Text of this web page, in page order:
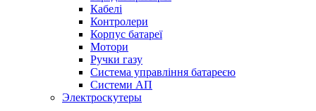
Кабелі
Контролери
Корпус батареї
Мотори
Ручки газу
Система управління батареєю
Системи АП
Электроскутеры